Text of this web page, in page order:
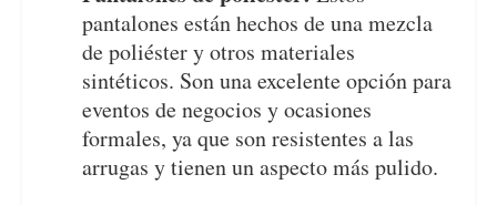
pantalones están hechos de una mezcla
de poliéster y otros materiales
sintéticos. Son una excelente opción para
eventos de negocios y ocasiones
formales, ya que son resistentes a las
arrugas y tienen un aspecto más pulido.